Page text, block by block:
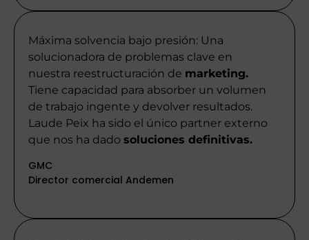
Máxima solvencia bajo presión: Una
solucionadora de problemas clave en
nuestra reestructuración de marketing.
Tiene capacidad para absorber un volumen
de trabajo ingente y devolver resultados.
Laude Peix ha sido el único partner externo
que nos ha dado soluciones definitivas.
GMC
Director comercial Andemen